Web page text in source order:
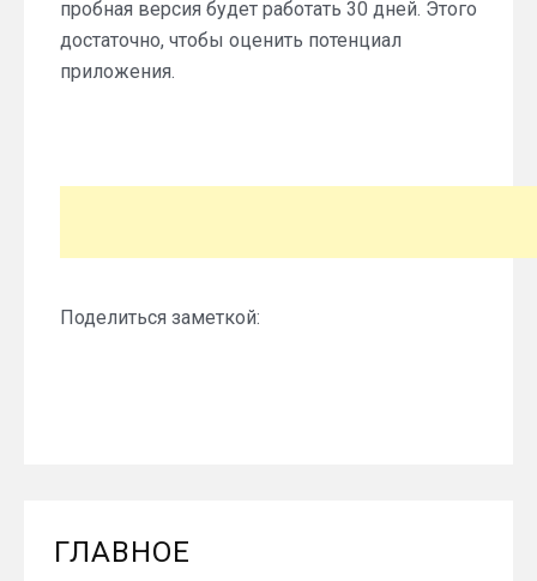
пробная версия будет работать 30 дней. Этого
достаточно, чтобы оценить потенциал
приложения.
Поделиться заметкой:
ГЛАВНОЕ